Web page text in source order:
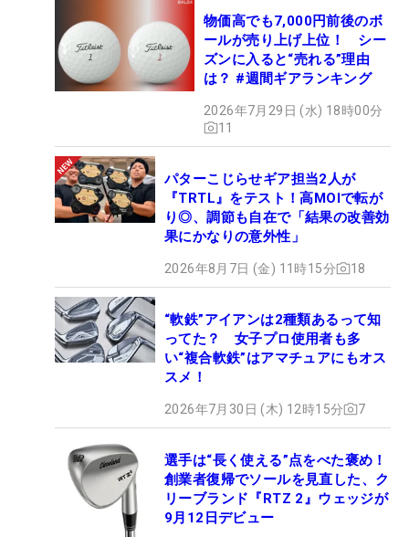
物価高でも7,000円前後のボ
ールが売り上げ上位！ シー
ズンに入ると“売れる”理由
は？ #週間ギアランキング
2026年7月29日 (水) 18時00分
11
パターこじらせギア担当2人が
『TRTL』をテスト！高MOIで転が
り◎、調節も自在で「結果の改善効
果にかなりの意外性」
2026年8月7日 (金) 11時15分 18
“軟鉄”アイアンは2種類あるって知
ってた？ 女子プロ使用者も多
い“複合軟鉄”はアマチュアにもオス
スメ！
2026年7月30日 (木) 12時15分 7
選手は“長く使える”点をべた褒め！
創業者復帰でソールを見直した、ク
リーブランド『RTZ 2』ウェッジが
9月12日デビュー